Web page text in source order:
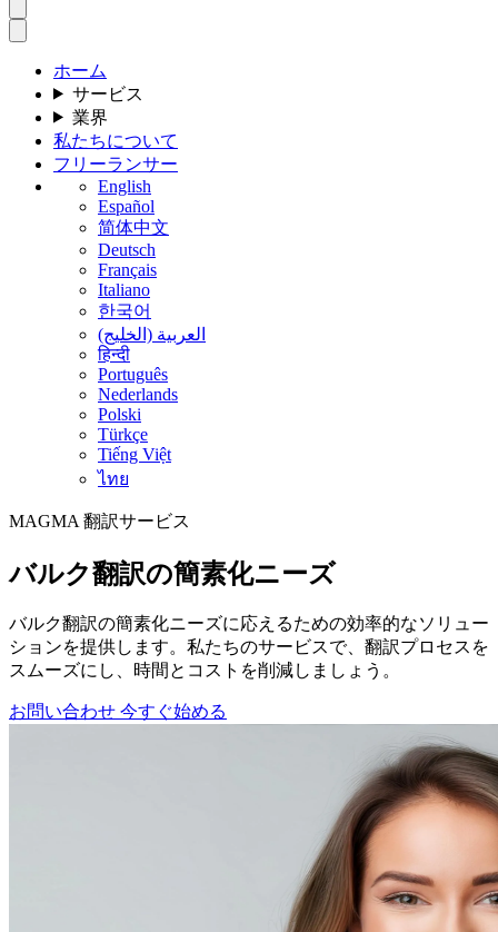
ホーム
サービス
業界
私たちについて
フリーランサー
English
Español
简体中文
Deutsch
Français
Italiano
한국어
العربية (الخليج)
हिन्दी
Português
Nederlands
Polski
Türkçe
Tiếng Việt
ไทย
MAGMA 翻訳サービス
バルク翻訳の簡素化ニーズ
バルク翻訳の簡素化ニーズに応えるための効率的なソリュー
ションを提供します。私たちのサービスで、翻訳プロセスを
スムーズにし、時間とコストを削減しましょう。
お問い合わせ 今すぐ始める